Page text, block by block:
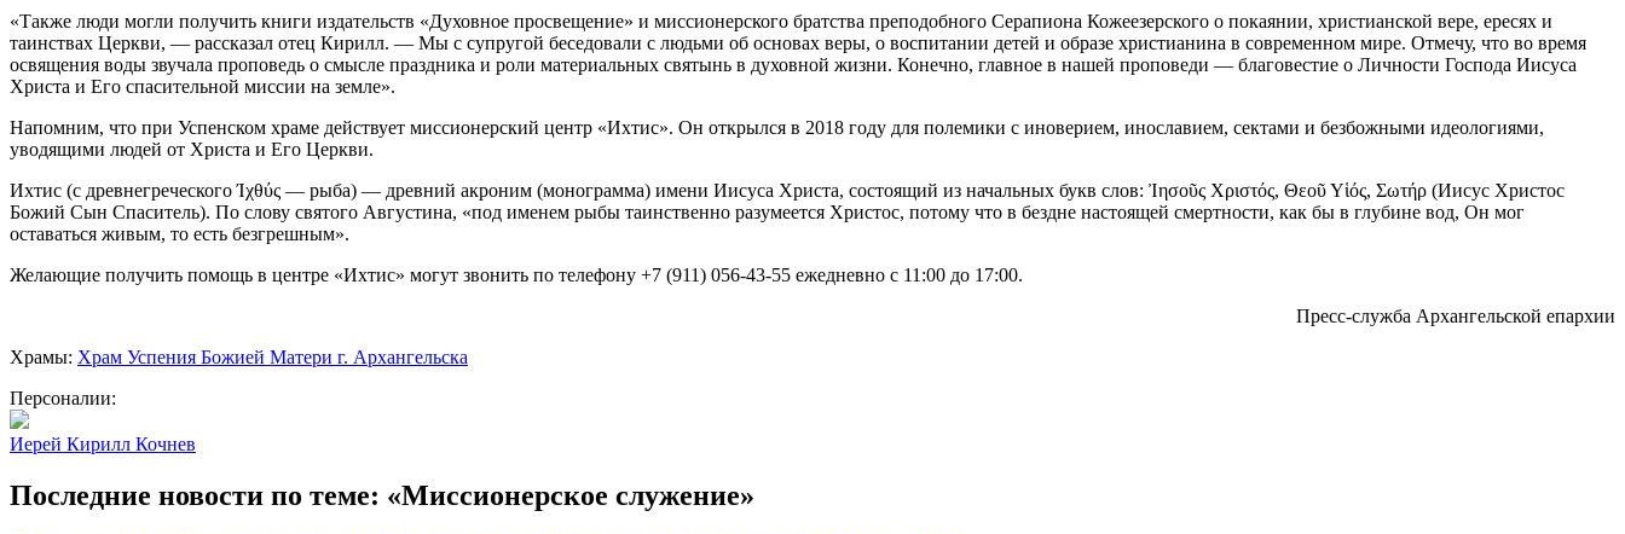
«Также люди могли получить книги издательств «Духовное просвещение» и миссионерского братства преподобного Серапиона Кожеезерского о покаянии, христианской вере, ересях и
таинствах Церкви, — рассказал отец Кирилл. — Мы с супругой беседовали с людьми об основах веры, о воспитании детей и образе христианина в современном мире. Отмечу, что во время
освящения воды звучала проповедь о смысле праздника и роли материальных святынь в духовной жизни. Конечно, главное в нашей проповеди — благовестие о Личности Господа Иисуса
Христа и Его спасительной миссии на земле».
Напомним, что при Успенском храме действует миссионерский центр «Ихтис». Он открылся в 2018 году для полемики с иноверием, инославием, сектами и безбожными идеологиями,
уводящими людей от Христа и Его Церкви.
Ихтис (с древнегреческого Ίχθύς — рыба) — древний акроним (монограмма) имени Иисуса Христа, состоящий из начальных букв слов: Ἰησοῦς Χριστός, Θεοῦ Υἱός, Σωτήρ (Иисус Христос
Божий Сын Спаситель). По слову святого Августина, «под именем рыбы таинственно разумеется Христос, потому что в бездне настоящей смертности, как бы в глубине вод, Он мог
оставаться живым, то есть безгрешным».
Желающие получить помощь в центре «Ихтис» могут звонить по телефону +7 (911) 056-43-55 ежедневно с 11:00 до 17:00.
Пресс-служба Архангельской епархии
Храмы: Храм Успения Божией Матери г. Архангельска
Персоналии:
Иерей Кирилл Кочнев
Последние новости по теме: «Миссионерское служение»